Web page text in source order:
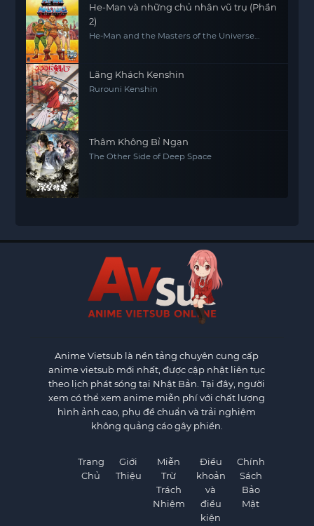
He-Man và những chủ nhân vũ trụ (Phần
2)
He-Man and the Masters of the Universe
Lãng Khách Kenshin
Rurouni Kenshin
Thâm Không Bỉ Ngạn
The Other Side of Deep Space
Anime Vietsub là nền tảng chuyên cung cấp
anime vietsub mới nhất, được cập nhật liên tục
theo lịch phát sóng tại Nhật Bản. Tại đây, người
xem có thể xem anime miễn phí với chất lượng
hình ảnh cao, phụ đề chuẩn và trải nghiệm
không quảng cáo gây phiền.
Trang
Chủ
Giới
Thiệu
Miễn
Trừ
Trách
Nhiệm
Điều
khoản
và
điều
kiện
Chính
Sách
Bảo
Mật